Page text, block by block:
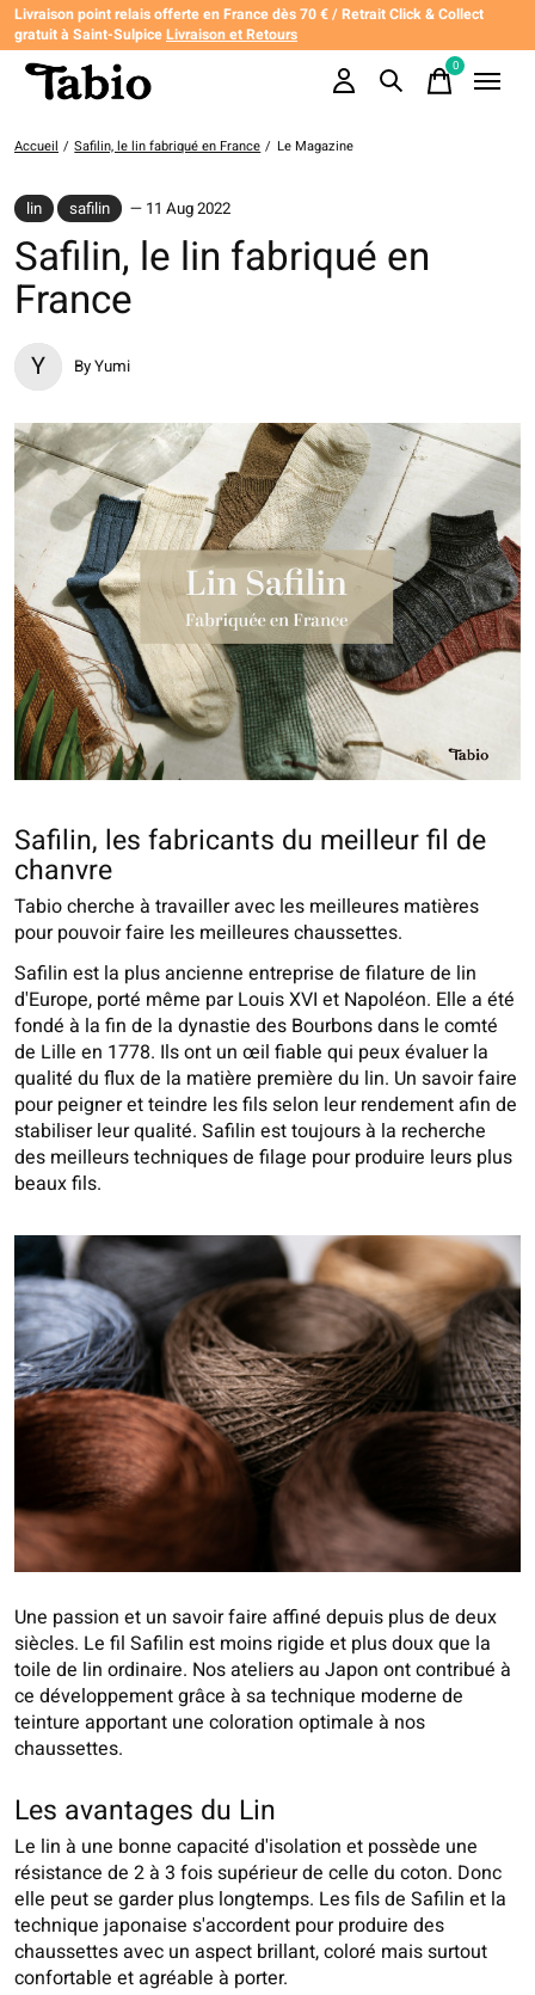
Livraison point relais offerte en France dès 70 € / Retrait Click & Collect
gratuit à Saint-SulpiceLivraison et Retours
0items
Accueil / Safilin, le lin fabriqué en France / Le Magazine
lin safilin — 11 Aug 2022
Safilin, le lin fabriqué en
France
Y By Yumi
Safilin, les fabricants du meilleur fil de
chanvre
Tabio cherche à travailler avec les meilleures matières
pour pouvoir faire les meilleures chaussettes.
Safilin est la plus ancienne entreprise de filature de lin
d'Europe, porté même par Louis XVI et Napoléon. Elle a été
fondé à la fin de la dynastie des Bourbons dans le comté
de Lille en 1778. Ils ont un œil fiable qui peux évaluer la
qualité du flux de la matière première du lin. Un savoir faire
pour peigner et teindre les fils selon leur rendement afin de
stabiliser leur qualité. Safilin est toujours à la recherche
des meilleurs techniques de filage pour produire leurs plus
beaux fils.
Une passion et un savoir faire affiné depuis plus de deux
siècles. Le fil Safilin est moins rigide et plus doux que la
toile de lin ordinaire. Nos ateliers au Japon ont contribué à
ce développement grâce à sa technique moderne de
teinture apportant une coloration optimale à nos
chaussettes.
Les avantages du Lin
Le lin à une bonne capacité d'isolation et possède une
résistance de 2 à 3 fois supérieur de celle du coton. Donc
elle peut se garder plus longtemps. Les fils de Safilin et la
technique japonaise s'accordent pour produire des
chaussettes avec un aspect brillant, coloré mais surtout
confortable et agréable à porter.